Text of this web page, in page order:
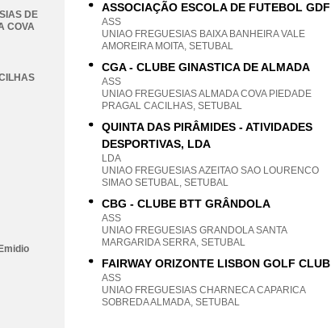
DE
COVA
ASSOCIAÇÃO ESCOLA DE FUTEBOL GDF
ASS
UNIAO FREGUESIAS BAIXA BANHEIRA VALE
AMOREIRA MOITA, SETUBAL
CGA - CLUBE GINASTICA DE ALMADA
ASS
UNIAO FREGUESIAS ALMADA COVA PIEDADE
PRAGAL CACILHAS, SETUBAL
QUINTA DAS PIRÂMIDES - ATIVIDADES
DESPORTIVAS, LDA
LDA
UNIAO FREGUESIAS AZEITAO SAO LOURENCO
SIMAO SETUBAL, SETUBAL
CBG - CLUBE BTT GRÂNDOLA
ASS
UNIAO FREGUESIAS GRANDOLA SANTA
MARGARIDA SERRA, SETUBAL
FAIRWAY ORIZONTE LISBON GOLF CLUB
ASS
UNIAO FREGUESIAS CHARNECA CAPARICA
SOBREDA ALMADA, SETUBAL